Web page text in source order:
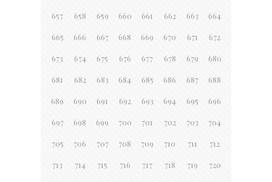
657 658 659 660 661 662 663 664
665 666 667 668 669 670 671 672
673 674 675 676 677 678 679 680
681 682 683 684 685 686 687 688
689 690 691 692 693 694 695 696
697 698 699 700 701 702 703 704
705 706 707 708 709 710 711 712
713 714 715 716 717 718 719 720